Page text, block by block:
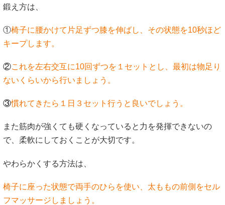
鍛え方は、
①椅子に腰かけて片足ずつ膝を伸ばし、その状態を10秒ほど
キープします。
②これを左右交互に10回ずつを１セットとし、最初は物足り
ないくらいから行いましょう。
③慣れてきたら１日３セット行うと良いでしょう。
また筋肉が強くても硬くなっていると力を発揮できないの
で、柔軟にしておくことが大切です。
やわらかくする方法は、
椅子に座った状態で両手のひらを使い、太ももの前側をセル
フマッサージしましょう。